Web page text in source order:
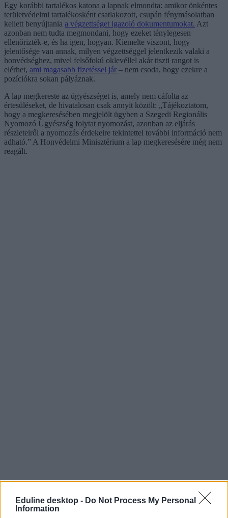
Eduline desktop - Do Not Process My Personal
Information
Egy korábbi tartalékos katona a lapnak elmondta: amikor önkéntes
területvédelmi tartalékosként csatlakozott, csupán fénymásolatban
kellett benyújtania a végzettséget igazoló dokumentumokat. Azt
azonban nem tudta megmondani, hogy ezeket ténylegesen
ellenőrizték-e, és ha igen, hogyan. Kiemelte viszont, hogy
jelentősége van annak, milyen végzettséggel jelentkezik valaki a
honvédséghez, mivel felsőfokú oklevéllel akár tiszti rangot is
elérhet, ami magasabb fizetéssel jár – nem csoda, hogy ezekre a
pozíciókra sokan pályáznak.
A lap megkereste az ügyészséget is, amely nem cáfolta az
értesüléseket, de hivatalosan csak annyit közölt: „Tájékoztatom,
hogy a megkeresésében megjelölt ügyben a Szegedi Regionális
Nyomozó Ügyészség folytat nyomozást, azonban az eljárás
részleteiről a nyomozás érdekeire tekintettel további információ nem
adható.” A Honvédelmi Minisztérium a lap megkeresésére még nem
reagált.